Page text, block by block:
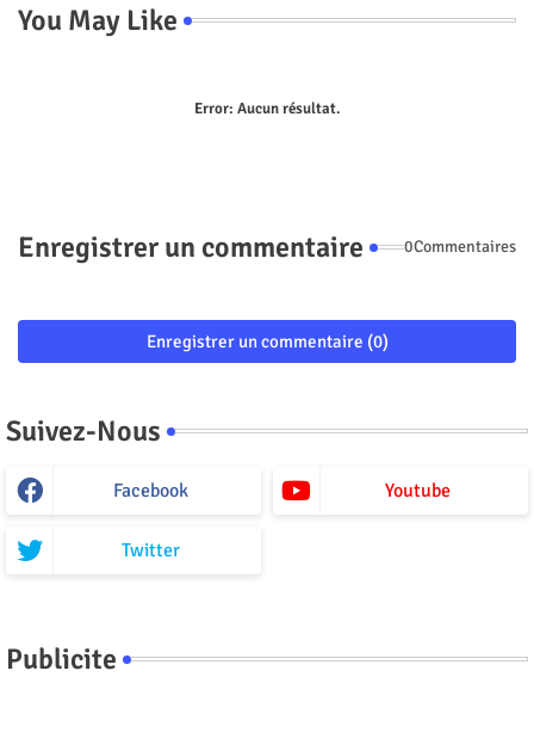
You May Like
Error: Aucun résultat.
Enregistrer un commentaire 0Commentaires
Enregistrer un commentaire (0)
Suivez-Nous
Facebook Youtube
Twitter
Publicite